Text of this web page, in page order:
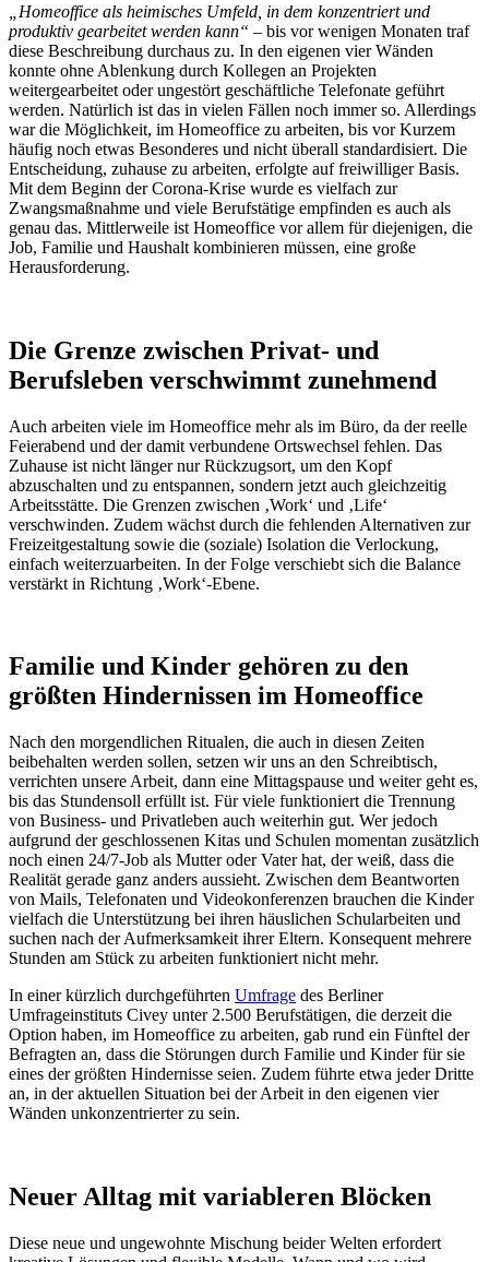
„Homeoffice als heimisches Umfeld, in dem konzentriert und
produktiv gearbeitet werden kann“ – bis vor wenigen Monaten traf
diese Beschreibung durchaus zu. In den eigenen vier Wänden
konnte ohne Ablenkung durch Kollegen an Projekten
weitergearbeitet oder ungestört geschäftliche Telefonate geführt
werden. Natürlich ist das in vielen Fällen noch immer so. Allerdings
war die Möglichkeit, im Homeoffice zu arbeiten, bis vor Kurzem
häufig noch etwas Besonderes und nicht überall standardisiert. Die
Entscheidung, zuhause zu arbeiten, erfolgte auf freiwilliger Basis.
Mit dem Beginn der Corona-Krise wurde es vielfach zur
Zwangsmaßnahme und viele Berufstätige empfinden es auch als
genau das. Mittlerweile ist Homeoffice vor allem für diejenigen, die
Job, Familie und Haushalt kombinieren müssen, eine große
Herausforderung.
Die Grenze zwischen Privat- und
Berufsleben verschwimmt zunehmend
Auch arbeiten viele im Homeoffice mehr als im Büro, da der reelle
Feierabend und der damit verbundene Ortswechsel fehlen. Das
Zuhause ist nicht länger nur Rückzugsort, um den Kopf
abzuschalten und zu entspannen, sondern jetzt auch gleichzeitig
Arbeitsstätte. Die Grenzen zwischen ‚Work‘ und ‚Life‘
verschwinden. Zudem wächst durch die fehlenden Alternativen zur
Freizeitgestaltung sowie die (soziale) Isolation die Verlockung,
einfach weiterzuarbeiten. In der Folge verschiebt sich die Balance
verstärkt in Richtung ‚Work‘-Ebene.
Familie und Kinder gehören zu den
größten Hindernissen im Homeoffice
Nach den morgendlichen Ritualen, die auch in diesen Zeiten
beibehalten werden sollen, setzen wir uns an den Schreibtisch,
verrichten unsere Arbeit, dann eine Mittagspause und weiter geht es,
bis das Stundensoll erfüllt ist. Für viele funktioniert die Trennung
von Business- und Privatleben auch weiterhin gut. Wer jedoch
aufgrund der geschlossenen Kitas und Schulen momentan zusätzlich
noch einen 24/7-Job als Mutter oder Vater hat, der weiß, dass die
Realität gerade ganz anders aussieht. Zwischen dem Beantworten
von Mails, Telefonaten und Videokonferenzen brauchen die Kinder
vielfach die Unterstützung bei ihren häuslichen Schularbeiten und
suchen nach der Aufmerksamkeit ihrer Eltern. Konsequent mehrere
Stunden am Stück zu arbeiten funktioniert nicht mehr.
In einer kürzlich durchgeführten Umfrage des Berliner
Umfrageinstituts Civey unter 2.500 Berufstätigen, die derzeit die
Option haben, im Homeoffice zu arbeiten, gab rund ein Fünftel der
Befragten an, dass die Störungen durch Familie und Kinder für sie
eines der größten Hindernisse seien. Zudem führte etwa jeder Dritte
an, in der aktuellen Situation bei der Arbeit in den eigenen vier
Wänden unkonzentrierter zu sein.
Neuer Alltag mit variableren Blöcken
Diese neue und ungewohnte Mischung beider Welten erfordert